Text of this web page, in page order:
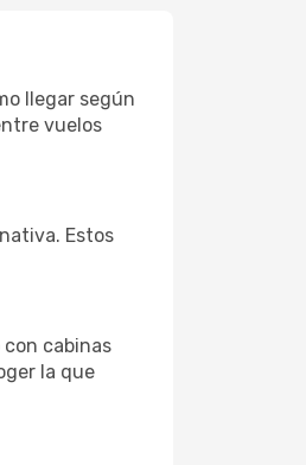
llegar según
vuelos
Estos
cabinas
la que